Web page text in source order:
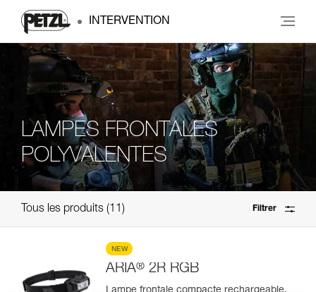
INTERVENTION
LAMPES FRONTALES
POLYVALENTES
Tous les produits 11 Filtrer
NEW
ARIA® 2R RGB